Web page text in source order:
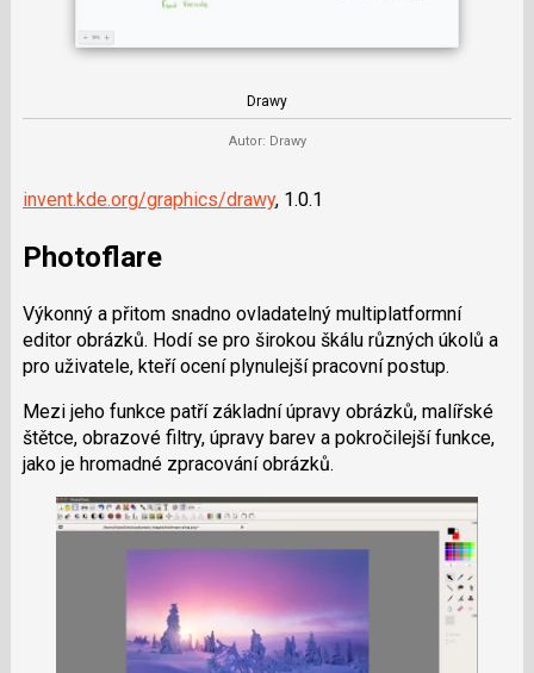
Drawy
Autor: Drawy
invent.kde.org/graphics/drawy, 1.0.1
Photoflare
Výkonný a přitom snadno ovladatelný multiplatformní
editor obrázků. Hodí se pro širokou škálu různých úkolů a
pro uživatele, kteří ocení plynulejší pracovní postup.
Mezi jeho funkce patří základní úpravy obrázků, malířské
štětce, obrazové filtry, úpravy barev a pokročilejší funkce,
jako je hromadné zpracování obrázků.